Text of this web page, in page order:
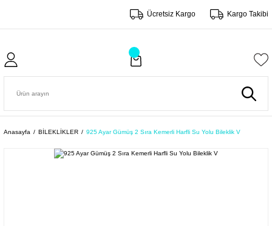
Ücretsiz Kargo Kargo Takibi
Anasayfa BİLEKLİKLER 925 Ayar Gümüş 2 Sıra Kemerli Harfli Su Yolu Bileklik V